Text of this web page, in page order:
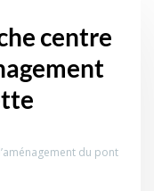
centre
du pont